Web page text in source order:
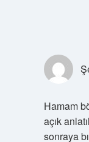
Hamam
açık
sonraya